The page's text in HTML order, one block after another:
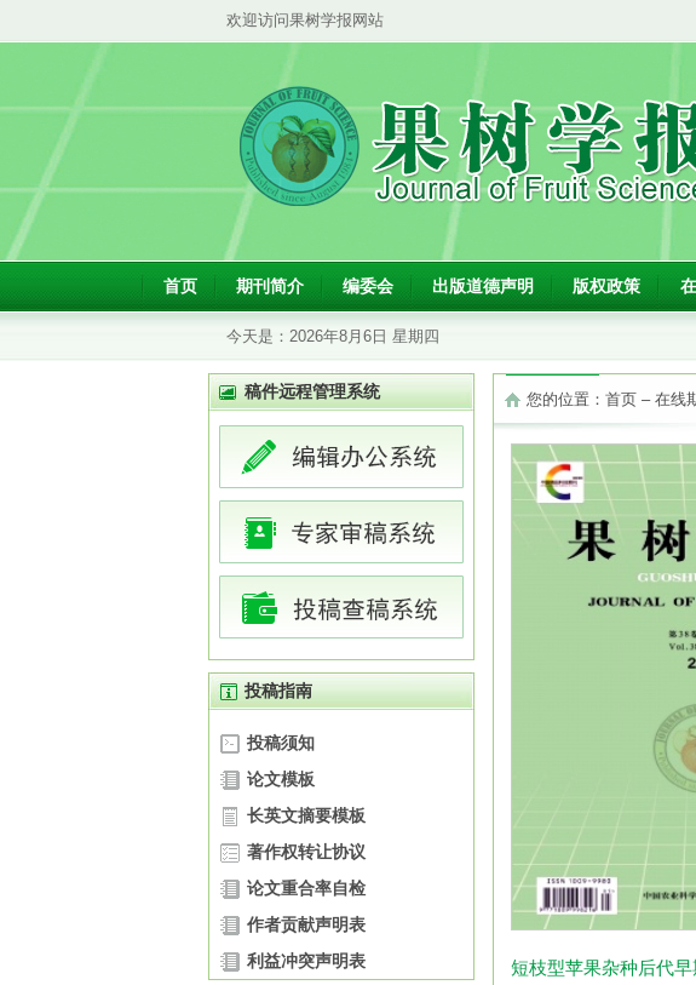
欢迎访问果树学报网站
首页 期刊简介 编委会 出版道德声明 版权政策
今天是： 2026年8月6日 星期四
稿件远程管理系统
投稿指南
投稿须知
论文模板
长英文摘要模板
著作权转让协议
论文重合率自检
作者贡献声明表
利益冲突声明表
您的位置： 首页 – 在线
短枝型苹果杂种后代